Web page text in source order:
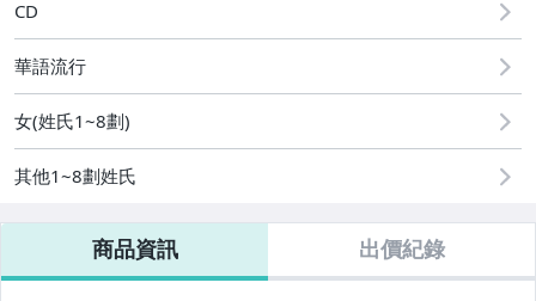
家電與影音視聽
CD
華語流行
女(姓氏1~8劃)
其他1~8劃姓氏
商品資訊 出價紀錄